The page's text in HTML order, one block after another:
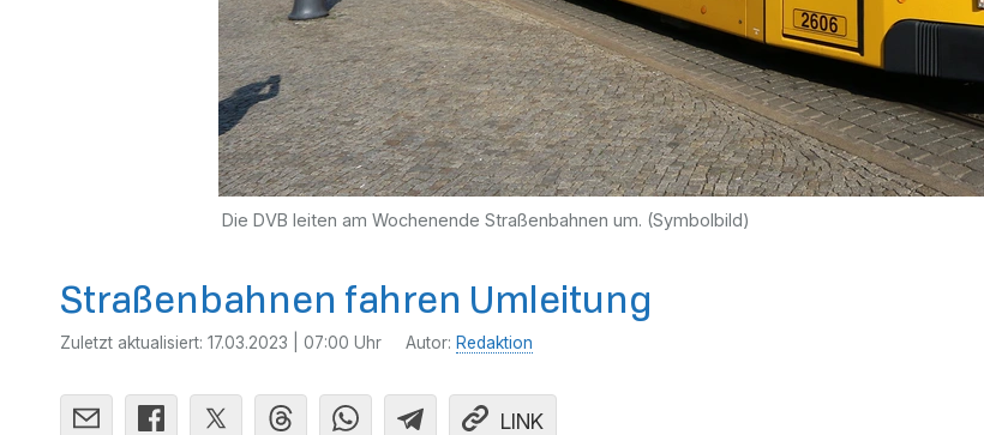
Die DVB leiten am Wochenende Straßenbahnen um. (Symbolbild)
Straßenbahnen fahren Umleitung
Zuletzt aktualisiert: 17.03.2023 | 07:00 Uhr Autor: Redaktion
LINK